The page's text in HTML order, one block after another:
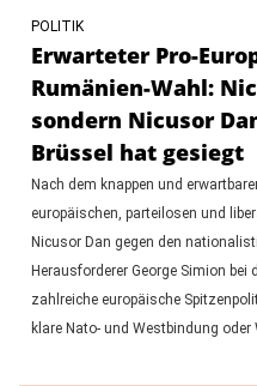
POLITIK
Erwarteter Pro-
Rumänien-Wahl:
sondern Nicusor
Brüssel hat gesiegt
Nach dem knappen und
europäischen, parteilosen und
Nicusor Dan gegen den
Herausforderer George Simion
zahlreiche europäische
klare Nato- und Westbindung